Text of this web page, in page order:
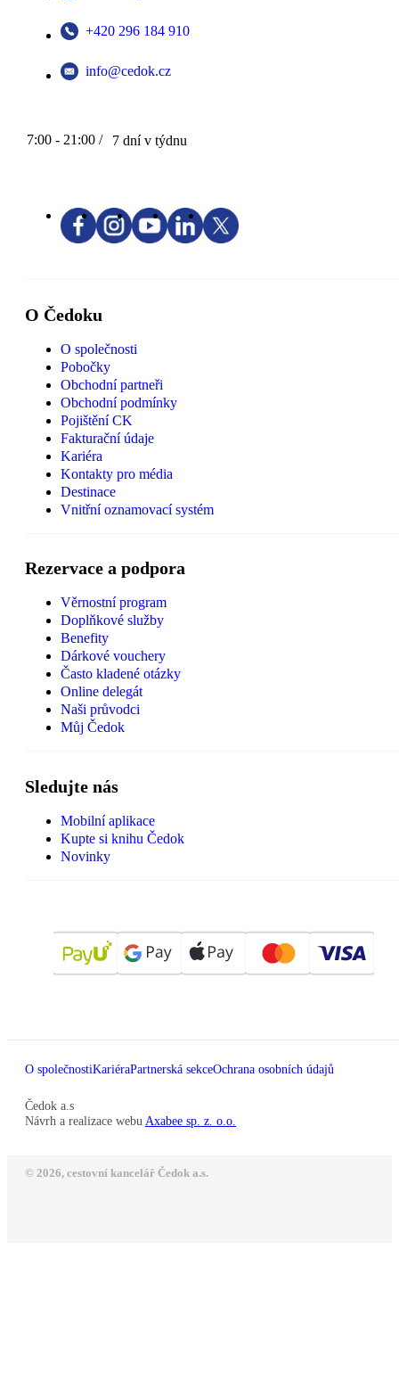
+420 296 184 910
info@cedok.cz
7:00 - 21:00 / 7 dní v týdnu
O Čedoku
O společnosti
Pobočky
Obchodní partneři
Obchodní podmínky
Pojištění CK
Fakturační údaje
Kariéra
Kontakty pro média
Destinace
Vnitřní oznamovací systém
Rezervace a podpora
Věrnostní program
Doplňkové služby
Benefity
Dárkové vouchery
Často kladené otázky
Online delegát
Naši průvodci
Můj Čedok
Sledujte nás
Mobilní aplikace
Kupte si knihu Čedok
Novinky
O společnostiKariéraPartnerská sekceOchrana osobních údajů
Čedok a.s
Návrh a realizace webu Axabee sp. z. o.o.
© 2026, cestovní kancelář Čedok a.s.